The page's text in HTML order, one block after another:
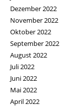
Dezember 2022
November 2022
Oktober 2022
September 2022
August 2022
Juli 2022
Juni 2022
Mai 2022
April 2022